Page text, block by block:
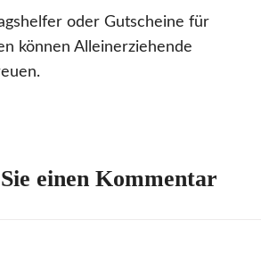
oder Gutscheine für
können Alleinerziehende
einen Kommentar